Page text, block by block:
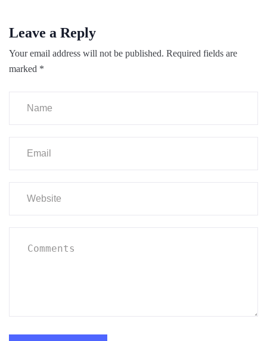
Leave a Reply
Your email address will not be published. Required fields are
marked *